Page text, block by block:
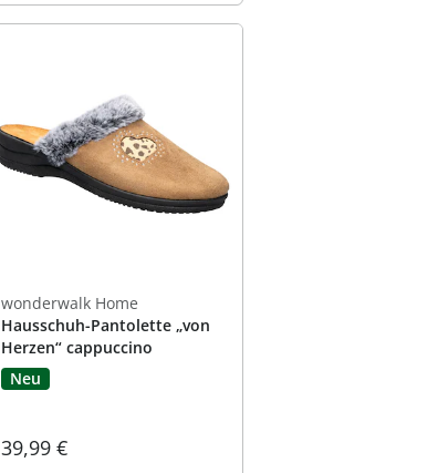
wonderwalk Home
Hausschuh-Pantolette „von
Herzen“ cappuccino
Neu
39,99 €